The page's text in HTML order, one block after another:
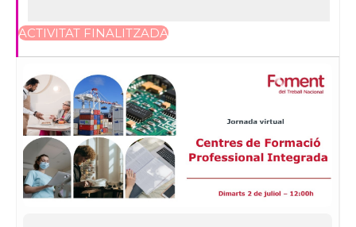
ACTIVITAT FINALITZADA